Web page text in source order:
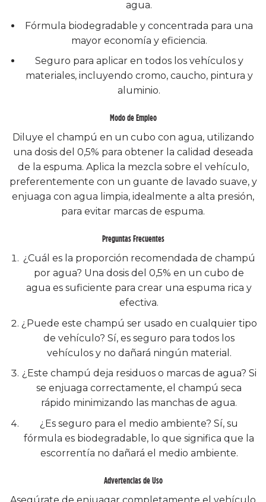
agua.
Fórmula biodegradable y concentrada para una
mayor economía y eficiencia.
Seguro para aplicar en todos los vehículos y
materiales, incluyendo cromo, caucho, pintura y
aluminio.
Modo de Empleo
Diluye el champú en un cubo con agua, utilizando
una dosis del 0,5% para obtener la calidad deseada
de la espuma. Aplica la mezcla sobre el vehículo,
preferentemente con un guante de lavado suave, y
enjuaga con agua limpia, idealmente a alta presión,
para evitar marcas de espuma.
Preguntas Frecuentes
¿Cuál es la proporción recomendada de champú
por agua? Una dosis del 0,5% en un cubo de
agua es suficiente para crear una espuma rica y
efectiva.
¿Puede este champú ser usado en cualquier tipo
de vehículo? Sí, es seguro para todos los
vehículos y no dañará ningún material.
¿Este champú deja residuos o marcas de agua? Si
se enjuaga correctamente, el champú seca
rápido minimizando las manchas de agua.
¿Es seguro para el medio ambiente? Sí, su
fórmula es biodegradable, lo que significa que la
escorrentía no dañará el medio ambiente.
Advertencias de Uso
Asegúrate de enjuagar completamente el vehículo